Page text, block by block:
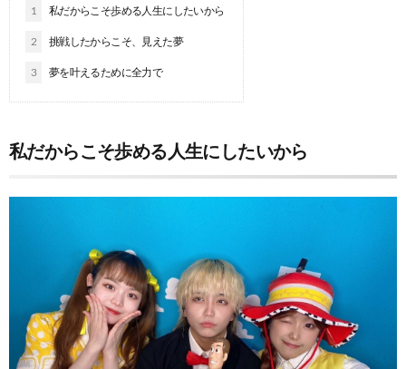
1 私だからこそ歩める人生にしたいから
2 挑戦したからこそ、見えた夢
3 夢を叶えるために全力で
私だからこそ歩める人生にしたいから